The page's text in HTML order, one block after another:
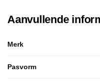
Aanvullende
Merk
Pasvorm